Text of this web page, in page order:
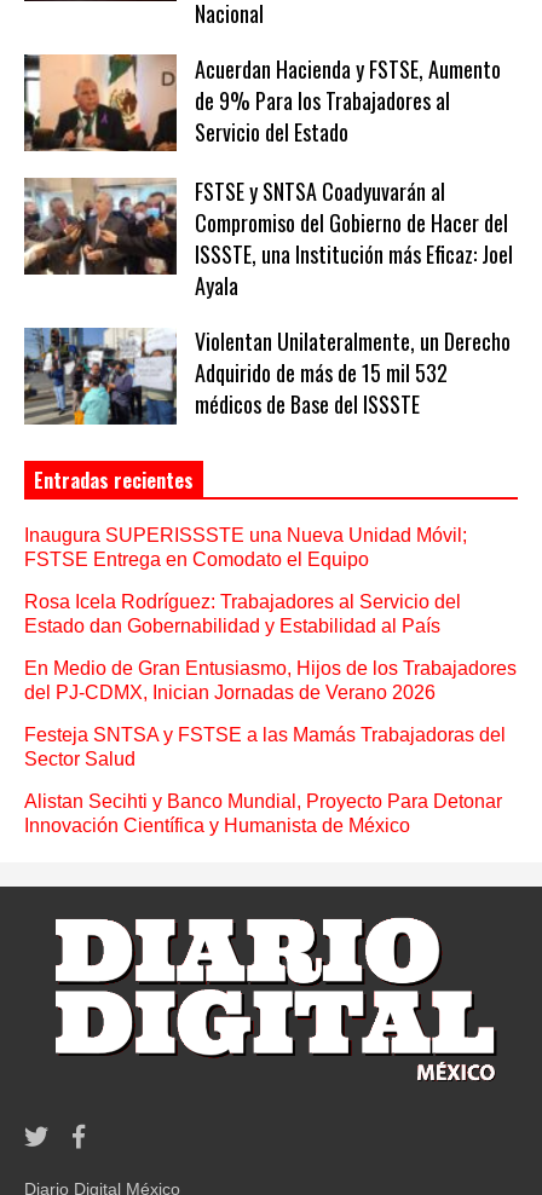
Nacional
Acuerdan Hacienda y FSTSE, Aumento
de 9% Para los Trabajadores al
Servicio del Estado
FSTSE y SNTSA Coadyuvarán al
Compromiso del Gobierno de Hacer del
ISSSTE, una Institución más Eficaz: Joel
Ayala
Violentan Unilateralmente, un Derecho
Adquirido de más de 15 mil 532
médicos de Base del ISSSTE
Entradas recientes
Inaugura SUPERISSSTE una Nueva Unidad Móvil;
FSTSE Entrega en Comodato el Equipo
Rosa Icela Rodríguez: Trabajadores al Servicio del
Estado dan Gobernabilidad y Estabilidad al País
En Medio de Gran Entusiasmo, Hijos de los Trabajadores
del PJ-CDMX, Inician Jornadas de Verano 2026
Festeja SNTSA y FSTSE a las Mamás Trabajadoras del
Sector Salud
Alistan Secihti y Banco Mundial, Proyecto Para Detonar
Innovación Científica y Humanista de México
Diario Digital México